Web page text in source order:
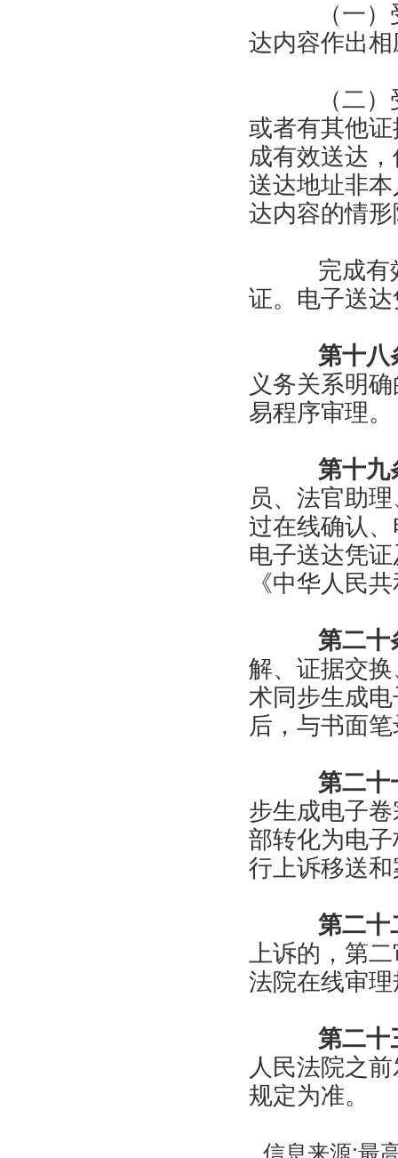
（一）受
达内容作出
（二）受
或者有其他
成有效送达
送达地址非
达内容的情
完成有效
证。电子送
第十八
义务关系明
易程序审理。
第十九
员、法官助
过在线确认
电子送达凭
《中华人民
第二十
解、证据交
术同步生成
后，与书面
第二十
步生成电子
部转化为电
行上诉移送
第二十
上诉的，第
法院在线审
第二十
人民法院之
规定为准。
信息来源:最